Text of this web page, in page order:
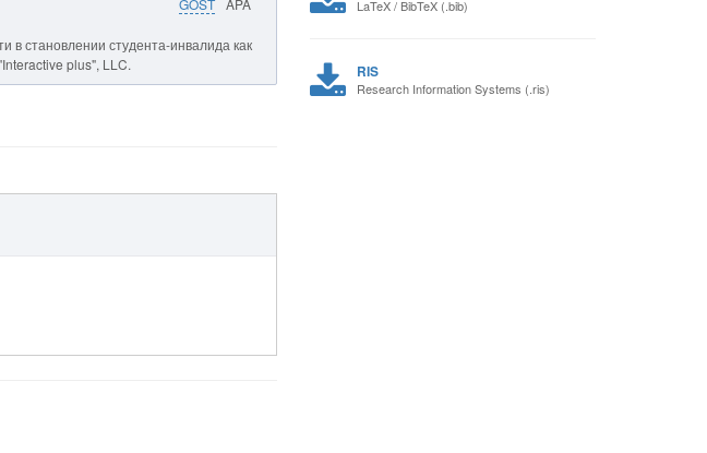
GOST APA
в становлении студента-инвалида как
plus", LLC.
LaTeX / BibTeX (.bib)
RIS
Research Information Systems (.ris)